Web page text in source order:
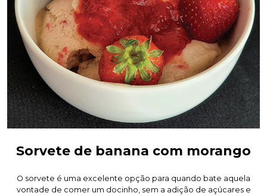
Sorvete de banana com morango
O sorvete é uma excelente opção para quando bate aquela
vontade de comer um docinho, sem a adição de açúcares e